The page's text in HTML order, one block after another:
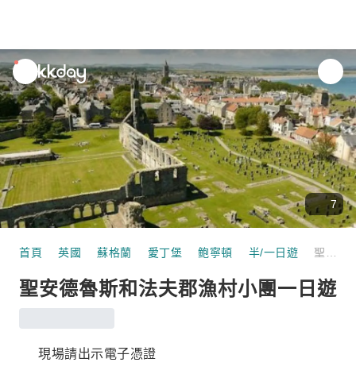
unread
notifications
7
首頁 英國 蘇格蘭 愛丁堡 鲍寧頓 半/一日遊
聖安德魯斯和法夫郡漁村小團一日遊
現場請出示電子憑證